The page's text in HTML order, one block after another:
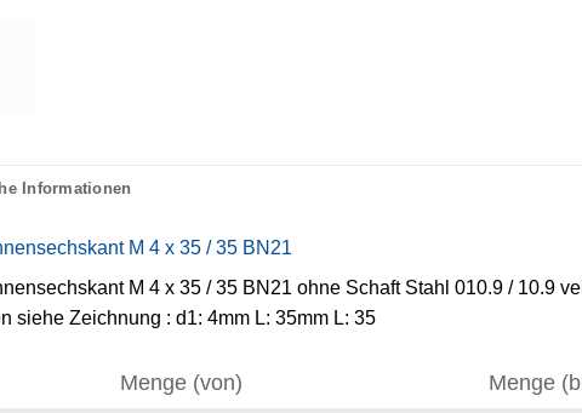
Informationen
M 4 x 35 / 35 BN21
M 4 x 35 / 35 BN21 ohne Schaft Stahl 010.9 / 10.9
siehe Zeichnung : d1: 4mm L: 35mm L: 35
Menge (von) Menge